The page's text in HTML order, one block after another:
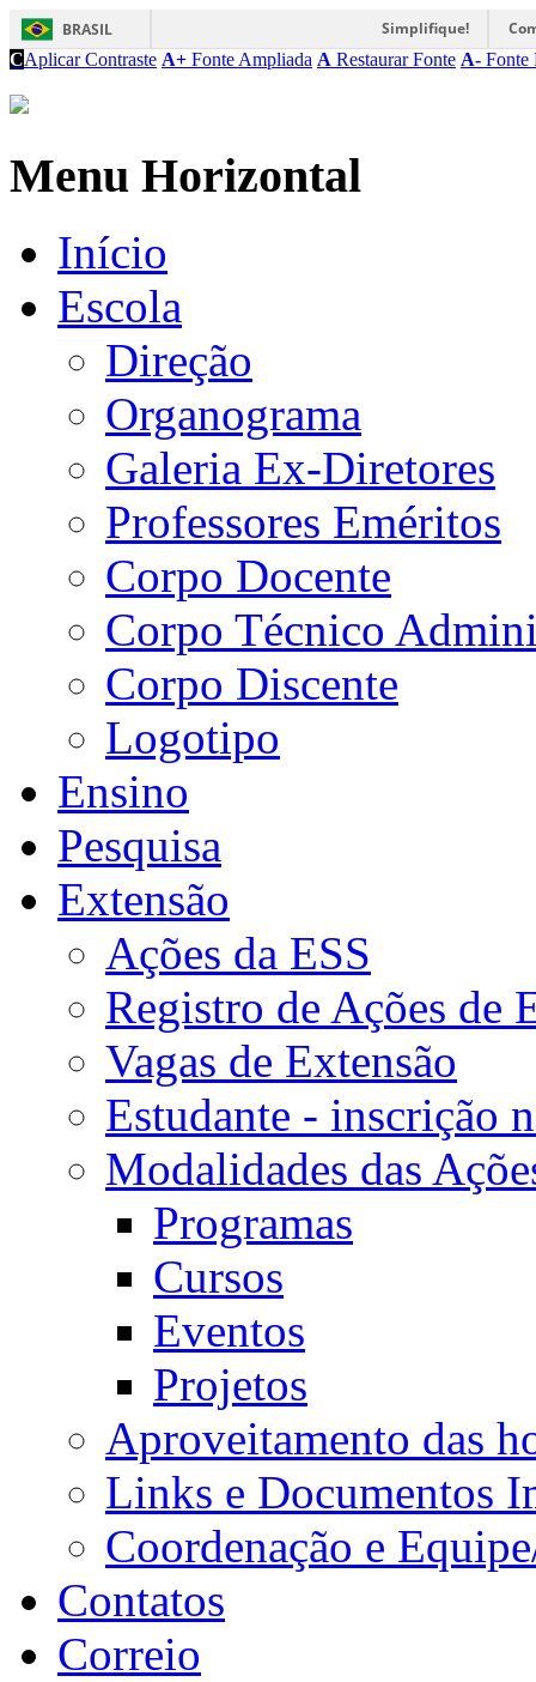
BRASIL Simplifique!
CAplicar Contraste A+ Fonte Ampliada A Restaurar Fonte A- Fonte
Menu Horizontal
Início
Escola
Direção
Organograma
Galeria Ex-Diretores
Professores Eméritos
Corpo Docente
Corpo Técnico
Corpo Discente
Logotipo
Ensino
Pesquisa
Extensão
Ações da ESS
Registro de Ações de
Vagas de Extensão
Estudante - inscrição
Modalidades das
Programas
Cursos
Eventos
Projetos
Aproveitamento das
Links e Documentos
Coordenação e
Contatos
Correio